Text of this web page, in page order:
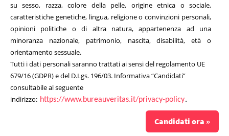
su sesso, razza, colore della pelle, origine etnica o sociale,
caratteristiche genetiche, lingua, religione o convinzioni personali,
opinioni politiche o di altra natura, appartenenza ad una
minoranza nazionale, patrimonio, nascita, disabilità, età o
orientamento sessuale.
Tutti i dati personali saranno trattati ai sensi del regolamento UE
679/16 (GDPR) e del D.Lgs. 196/03. Informativa “Candidati”
consultabile al seguente
indirizzo: https://www.bureauveritas.it/privacy-policy.
Candidati ora »